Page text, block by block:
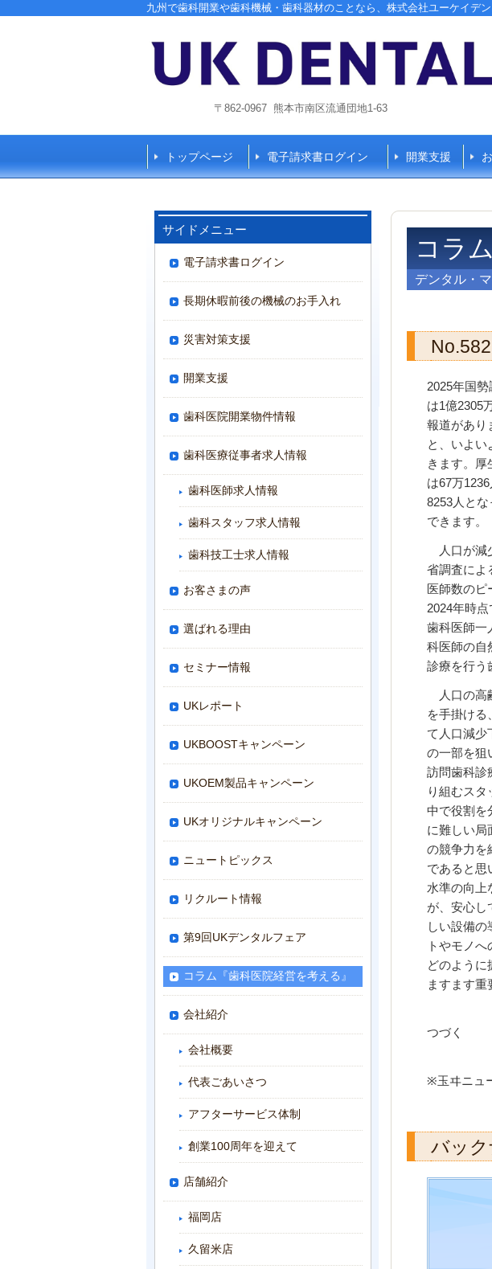
九州で歯科開業や歯科機械・歯科器材のことなら、株式会社ユーケイデン
〒862-0967 熊本市南区流通団地1-63
トップページ 電子請求書ログイン 開業支援
コラ
デンタル・
2025年国勢
は1億2305
報道があり
と、いよい
きます。厚
は67万1236
8253人とな
できます。
人口が減
省調査によ
医師数のピ
2024年時点
歯科医師一
科医師の自
診療を行う
人口の高
を手掛ける
て人口減少
の一部を狙
訪問歯科診
り組むス
中で役割を
に難しい局
の競争力を
であると思
水準の向上
が、安心し
しい設備
トやモノ
どのように
ますます重
つづく
※玉ヰニュ
バッ
サイドメニュー
電子請求書ログイン
長期休暇前後の機械のお手入れ
災害対策支援
開業支援
歯科医院開業物件情報
歯科医療従事者求人情報
歯科医師求人情報
歯科スタッフ求人情報
歯科技工士求人情報
お客さまの声
選ばれる理由
セミナー情報
UKレポート
UKBOOSTキャンペーン
UKOEM製品キャンペーン
UKオリジナルキャンペーン
ニュートピックス
リクルート情報
第9回UKデンタルフェア
コラム『歯科医院経営を考える』
会社紹介
会社概要
代表ごあいさつ
アフターサービス体制
創業100周年を迎えて
店舗紹介
福岡店
久留米店